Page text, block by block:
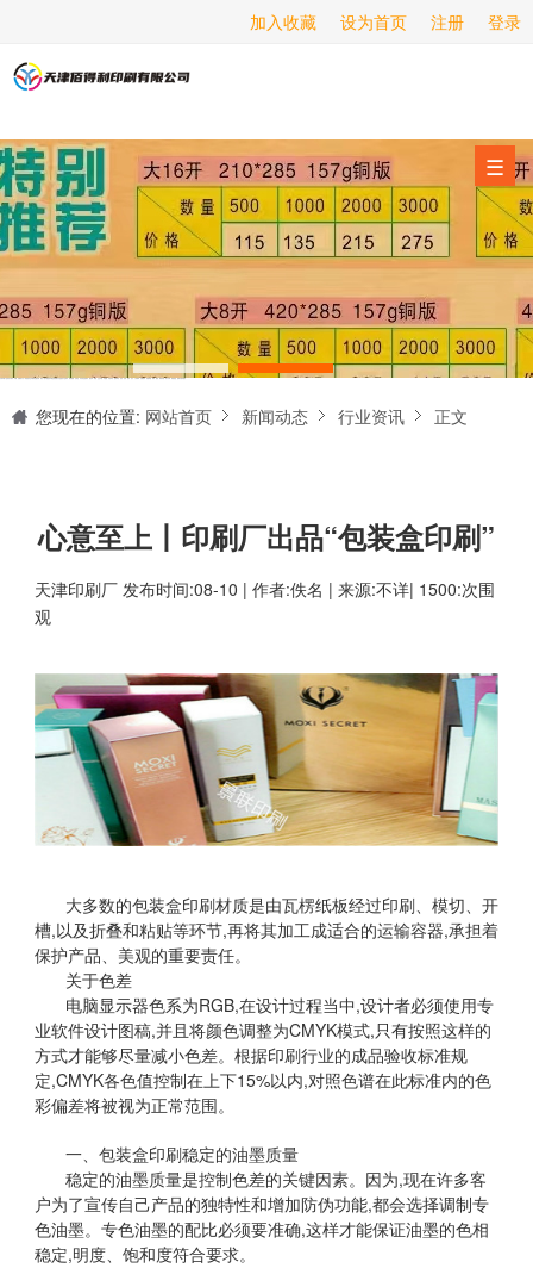
登录
注册
设为首页
加入收藏
☰
海报印刷
服务项目
经营范围
设备展示
新闻动态
关于我们
联系我们
您现在的位置: 网站首页 新闻动态 行业资讯 正文
心意至上丨印刷厂出品“包装盒印刷”
天津印刷厂 发布时间:08-10 | 作者:佚名 | 来源:不详| 1500:次围
观
大多数的包装盒印刷材质是由瓦楞纸板经过印刷、模切、开
槽,以及折叠和粘贴等环节,再将其加工成适合的运输容器,承担着
保护产品、美观的重要责任。
关于色差
电脑显示器色系为RGB,在设计过程当中,设计者必须使用专
业软件设计图稿,并且将颜色调整为CMYK模式,只有按照这样的
方式才能够尽量减小色差。根据印刷行业的成品验收标准规
定,CMYK各色值控制在上下15%以内,对照色谱在此标准内的色
彩偏差将被视为正常范围。
一、包装盒印刷稳定的油墨质量
稳定的油墨质量是控制色差的关键因素。因为,现在许多客
户为了宣传自己产品的独特性和增加防伪功能,都会选择调制专
色油墨。专色油墨的配比必须要准确,这样才能保证油墨的色相
稳定,明度、饱和度符合要求。